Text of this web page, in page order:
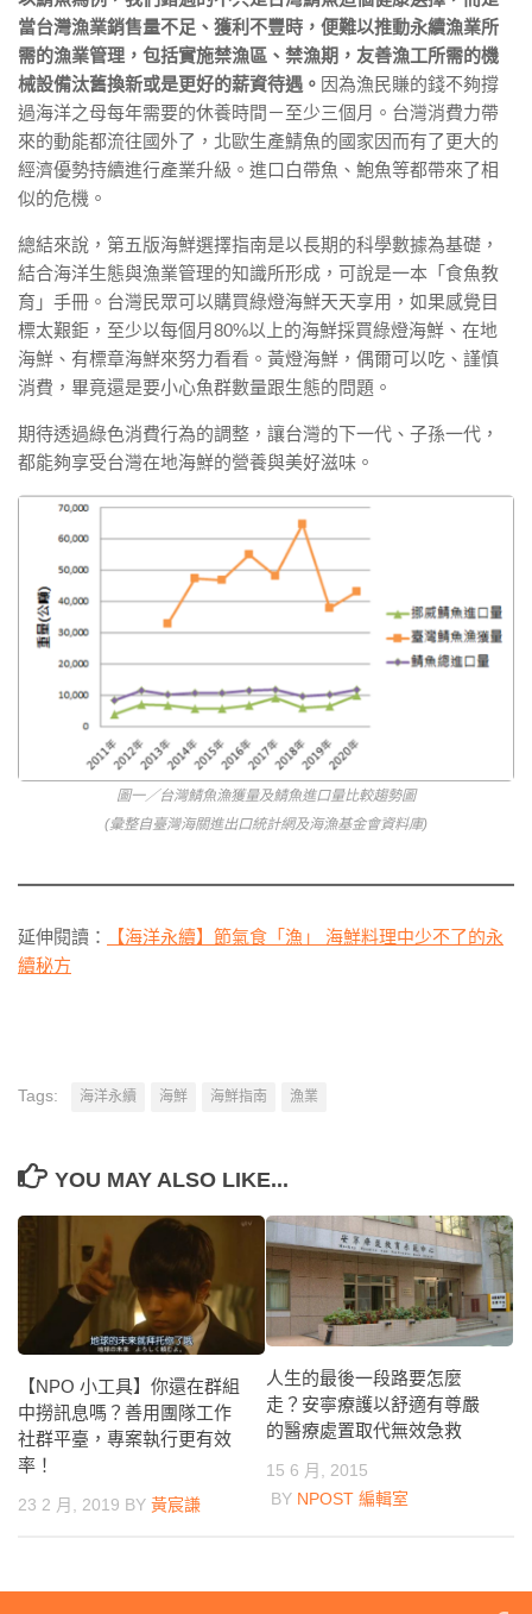
當台灣漁業銷售量不足、獲利不豐時，便難以推動永續漁業所
需的漁業管理，包括實施禁漁區、禁漁期，友善漁工所需的機
械設備汰舊換新或是更好的薪資待遇。 因為漁民賺的錢不夠撐
過海洋之母每年需要的休養時間－至少三個月。台灣消費力帶
來的動能都流往國外了，北歐生產鯖魚的國家因而有了更大的
經濟優勢持續進行產業升級。進口白帶魚、鮑魚等都帶來了相
似的危機。
總結來說，第五版海鮮選擇指南是以長期的科學數據為基礎，
結合海洋生態與漁業管理的知識所形成，可說是一本「食魚教
育」手冊。台灣民眾可以購買綠燈海鮮天天享用，如果感覺目
標太艱鉅，至少以每個月80%以上的海鮮採買綠燈海鮮、在地
海鮮、有標章海鮮來努力看看。黃燈海鮮，偶爾可以吃、謹慎
消費，畢竟還是要小心魚群數量跟生態的問題。
期待透過綠色消費行為的調整，讓台灣的下一代、子孫一代，
都能夠享受台灣在地海鮮的營養與美好滋味。
圖一／台灣鯖魚漁獲量及鯖魚進口量比較趨勢圖
(彙整自臺灣海關進出口統計網及海漁基金會資料庫)
延伸閱讀：
【海洋永續】節氣食「漁」 海鮮料理中少不了的永
續秘方
Tags: 海洋永續 海鮮 海鮮指南 漁業
YOU MAY ALSO LIKE...
【NPO 小工具】你還在群組
中撈訊息嗎？善用團隊工作
社群平臺，專案執行更有效
率！
23 2 月, 2019 BY 黃宸謙
人生的最後一段路要怎麼
走？安寧療護以舒適有尊嚴
的醫療處置取代無效急救
15 6 月, 2015
BY NPOST 編輯室